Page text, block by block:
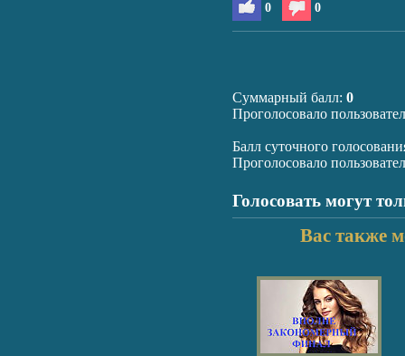
0 0
Суммарный балл: 0
Проголосовало
Балл суточного
Проголосовало
Голосовать могут
Вас также